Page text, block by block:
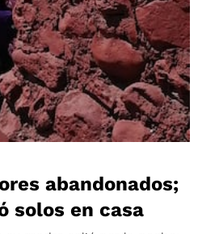
abandonados;
solos en casa